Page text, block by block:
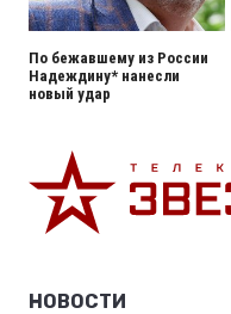
По бежавшему из России
Надеждину* нанесли
новый удар
НОВОСТИ